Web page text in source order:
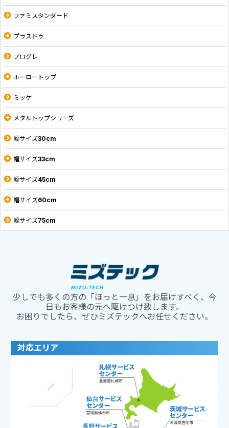
ファミスタンダード
プラスドゥ
プログレ
ホーロートップ
ミッケ
メタルトップシリーズ
幅サイズ30cm
幅サイズ33cm
幅サイズ45cm
幅サイズ60cm
幅サイズ75cm
少しでも多くの方の「ほっと一息」をお届けすべく、今
日もお客様の元へ駆けつけ致します。
お困りでしたら、ぜひミズテックへお任せください。
対応エリア